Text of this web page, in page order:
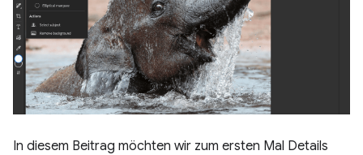
In diesem Beitrag möchten wir zum ersten Mal Details